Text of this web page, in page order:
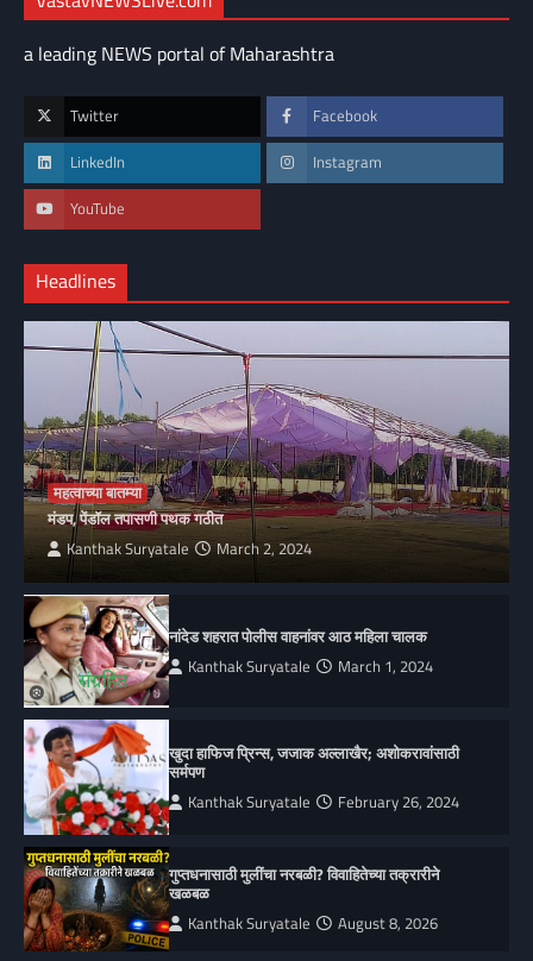
a leading NEWS portal of Maharashtra
Twitter Facebook
LinkedIn Instagram
YouTube
Headlines
महत्वाच्या बातम्या
मंडप, पेंडॉल तपासणी पथक गठीत
Kanthak Suryatale March 2, 2024
नांदेड शहरात पोलीस वाहनांवर आठ महिला चालक
Kanthak Suryatale March 1, 2024
खुदा हाफिज प्रिन्स, जजाक अल्लाखैर; अशोकरावांसाठी
सर्मपण
Kanthak Suryatale February 26, 2024
गुप्तधनासाठी मुलींचा नरबळी? विवाहितेच्या तक्रारीने
खळबळ
Kanthak Suryatale August 8, 2026